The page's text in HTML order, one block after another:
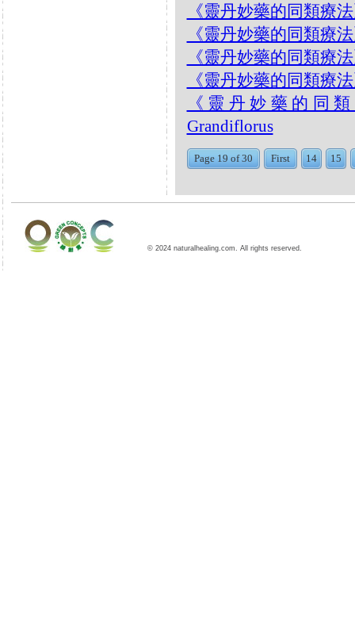
《靈丹妙藥的同類療
《靈丹妙藥的同類療
《靈丹妙藥的同類療
《靈丹妙藥的同類療
《靈丹妙藥的同
Grandiflorus
Page 19 of 30 First 14 15
© 2024 naturalhealing.com. All rights reserved.